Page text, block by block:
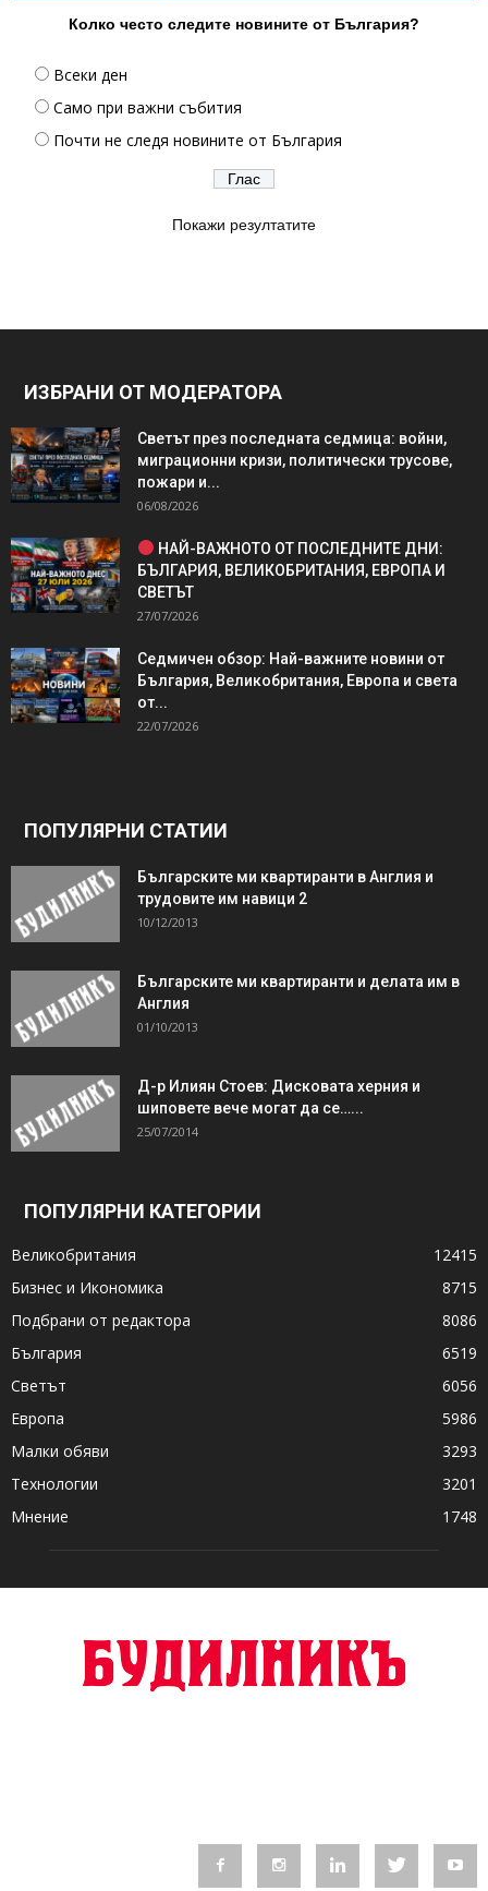
Колко често следите новините от България?
Всеки ден
Само при важни събития
Почти не следя новините от България
Покажи резултатите
ИЗБРАНИ ОТ МОДЕРАТОРА
Светът през последната седмица: войни,
миграционни кризи, политически трусове,
пожари и...
06/08/2026
НАЙ-ВАЖНОТО ОТ ПОСЛЕДНИТЕ ДНИ:
БЪЛГАРИЯ, ВЕЛИКОБРИТАНИЯ, ЕВРОПА И
СВЕТЪТ
27/07/2026
Седмичен обзор: Най-важните новини от
България, Великобритания, Европа и света
от...
22/07/2026
ПОПУЛЯРНИ СТАТИИ
Българските ми квартиранти в Англия и
трудовите им навици 2
10/12/2013
Българските ми квартиранти и делата им в
Англия
01/10/2013
Д-р Илиян Стоев: Дисковата херния и
шиповете вече могат да се…...
25/07/2014
ПОПУЛЯРНИ КАТЕГОРИИ
Великобритания
12415
Бизнес и Икономика
8715
Подбрани от редактора
8086
България
6519
Светът
6056
Европа
5986
Малки обяви
3293
Технологии
3201
Мнение
1748